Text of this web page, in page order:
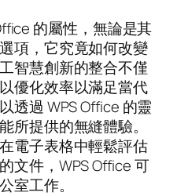
的屬性，無論是其
項，它究竟如何改變
智慧創新的整合不僅
優化效率以滿足當代
透過 WPS Office 的靈
所提供的無縫體驗。
電子表格中輕鬆評估
文件，WPS Office 可
室工作。